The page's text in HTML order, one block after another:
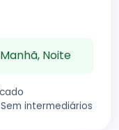
Noite
Sem intermediários